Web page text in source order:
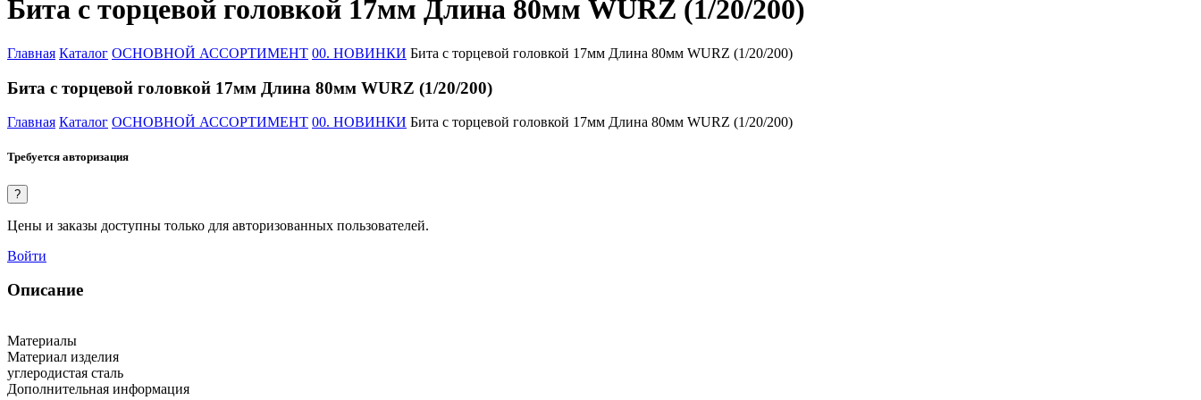
Бита с торцевой головкой 17мм Длина 80мм WURZ (1/20/200)
Главная Каталог ОСНОВНОЙ АССОРТИМЕНТ 00. НОВИНКИ Бита с торцевой головкой 17мм Длина 80мм WURZ (1/20/200)
Бита с торцевой головкой 17мм Длина 80мм WURZ (1/20/200)
Главная Каталог ОСНОВНОЙ АССОРТИМЕНТ 00. НОВИНКИ Бита с торцевой головкой 17мм Длина 80мм WURZ (1/20/200)
Требуется авторизация
?
Цены и заказы доступны только для авторизованных пользователей.
Войти
Описание
Материалы
Материал изделия
углеродистая сталь
Дополнительная информация